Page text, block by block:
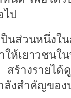
ป
นส่วนหนึ่ง
ห้เยาวชนใ
างรายได้ดู
งสำคัญของ